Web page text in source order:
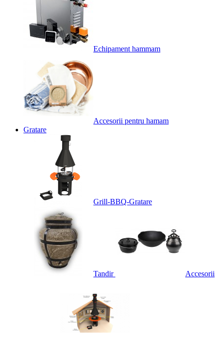
Echipament hammam
Accesorii pentru hamam
Gratare
Grill-BBQ-Gratare
Tandir Accesorii